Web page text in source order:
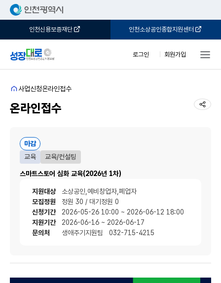
인천신용보증재단 인천소상공인종합지원센터
로그인 회원가입
홈
사업신청온라인접수
온라인접수 공
교육 교육/컨설팅
스마트스토어 심화 교육(2026년 1차)
마감
지원대상
소상공인,예비창업자,폐업자
모집정원
정원 30 / 대기정원 0
신청기간
2026-05-26 10:00 ~ 2026-06-12 18:00
지원기간
2026-06-16 ~ 2026-06-17
문의처
생애주기지원팀 032-715-4215